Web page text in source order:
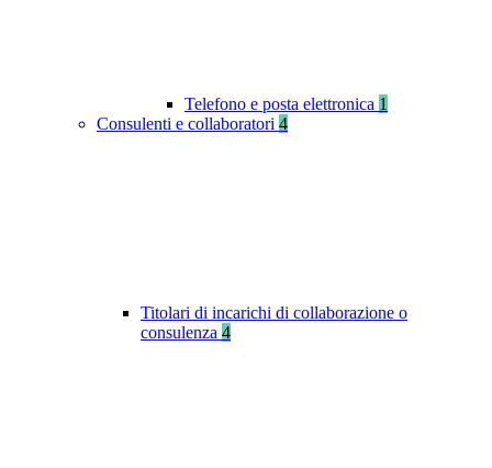
Telefono e posta elettronica 1
Consulenti e collaboratori 4
Titolari di incarichi di collaborazione o
consulenza 4